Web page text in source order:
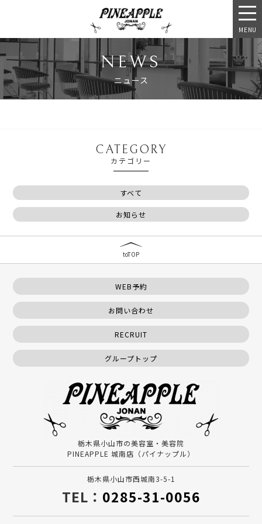
MENU
NEWS
ニュース
CATEGORY
カテゴリー
すべて
お知らせ
toTOP
WEB予約
お問い合わせ
RECRUIT
グループトップ
栃木県小山市の美容室・美容院
PINEAPPLE 城南店（パイナップル）
栃木県小山市西城南3-5-1
TEL： 0285-31-0056